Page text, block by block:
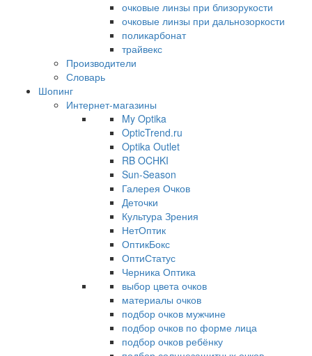
очковые линзы при близорукости
очковые линзы при дальнозоркости
поликарбонат
трайвекс
Производители
Словарь
Шопинг
Интернет-магазины
My Optika
OpticTrend.ru
Optika Outlet
RB OCHKI
Sun-Season
Галерея Очков
Деточки
Культура Зрения
НетОптик
ОптикБокс
ОптиСтатус
Черника Оптика
выбор цвета очков
материалы очков
подбор очков мужчине
подбор очков по форме лица
подбор очков ребёнку